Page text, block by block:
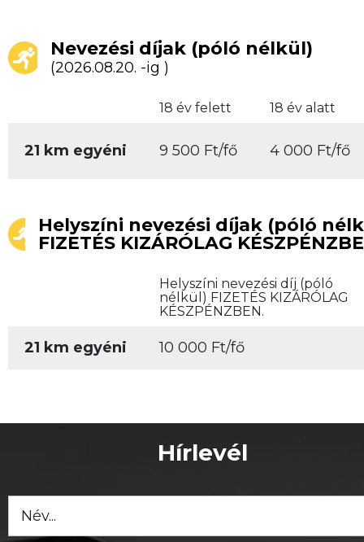
Nevezési díjak (póló nélkül)
(2026.08.20. -ig )
18 év felett 18 év alatt
21 km egyéni 9 500 Ft/fő 4 000 Ft/fő
Helyszíni nevezési díjak (póló
FIZETÉS KIZÁRÓLAG
Helyszíni nevezési díj (póló
nélkül) FIZETÉS KIZÁRÓLAG
KÉSZPÉNZBEN.
21 km egyéni 10 000 Ft/fő
Hírlevél